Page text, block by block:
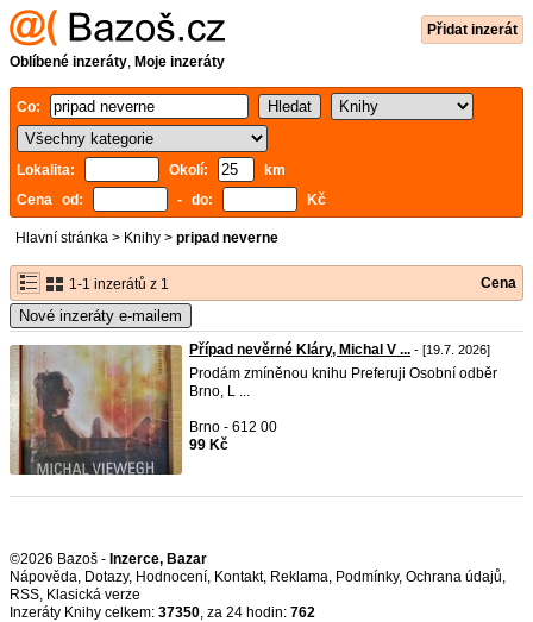
Přidat inzerát
Oblíbené inzeráty, Moje inzeráty
Co:
Lokalita: Okolí:
km
Cena od:
- do: Kč
Hlavní stránka > Knihy > pripad neverne
1-1 inzerátů z 1 Cena
Nové inzeráty e-mailem
Případ nevěrné Kláry, Michal V ... - [19.7. 2026]
Prodám zmíněnou knihu Preferuji Osobní odběr
Brno, L ...
Brno - 612 00
99 Kč
©2026 Bazoš - Inzerce, Bazar
Nápověda, Dotazy, Hodnocení, Kontakt, Reklama, Podmínky, Ochrana údajů,
RSS,
Inzeráty Knihy celkem: 37350, za 24 hodin: 762